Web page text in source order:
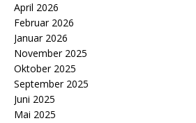
April 2026
Februar 2026
Januar 2026
November 2025
Oktober 2025
September 2025
Juni 2025
Mai 2025